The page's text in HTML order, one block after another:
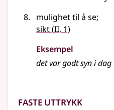
mulighet til å se;
sikt(2
II, 1)
Eksempel
det var godt syn i dag
Faste uttrykk